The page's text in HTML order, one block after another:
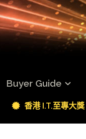
Buyer Guide
香港 I.T.至專大獎